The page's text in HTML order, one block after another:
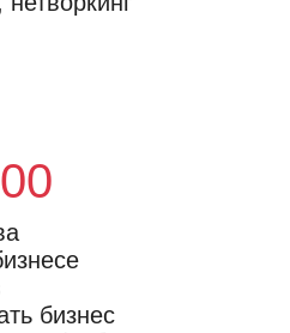
бизнес